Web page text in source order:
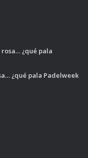
¿qué pala
¿qué pala Padelweek